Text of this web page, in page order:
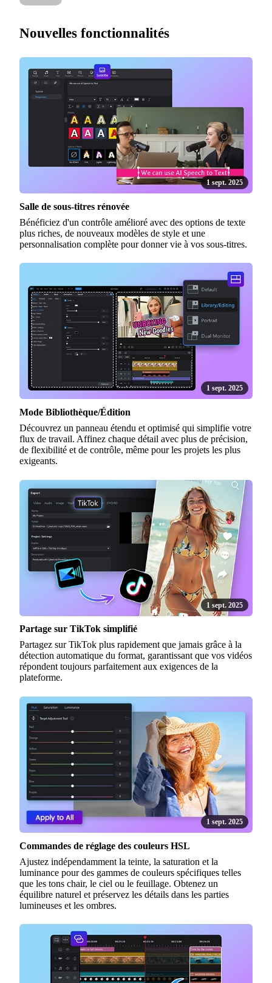
Nouvelles fonctionnalités
1 sept. 2025
Salle de sous-titres rénovée
Bénéficiez d'un contrôle amélioré avec des options de texte
plus riches, de nouveaux modèles de style et une
personnalisation complète pour donner vie à vos sous-titres.
1 sept. 2025
Mode Bibliothèque/Édition
Découvrez un panneau étendu et optimisé qui simplifie votre
flux de travail. Affinez chaque détail avec plus de précision,
de flexibilité et de contrôle, même pour les projets les plus
exigeants.
1 sept. 2025
Partage sur TikTok simplifié
Partagez sur TikTok plus rapidement que jamais grâce à la
détection automatique du format, garantissant que vos vidéos
répondent toujours parfaitement aux exigences de la
plateforme.
1 sept. 2025
Commandes de réglage des couleurs HSL
Ajustez indépendamment la teinte, la saturation et la
luminance pour des gammes de couleurs spécifiques telles
que les tons chair, le ciel ou le feuillage. Obtenez un
équilibre naturel et préservez les détails dans les parties
lumineuses et les ombres.